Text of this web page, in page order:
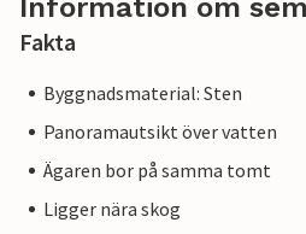
Information om
Fakta
Byggnadsmaterial: Sten
Panoramautsikt över vatten
Ägaren bor på samma tomt
Ligger nära skog